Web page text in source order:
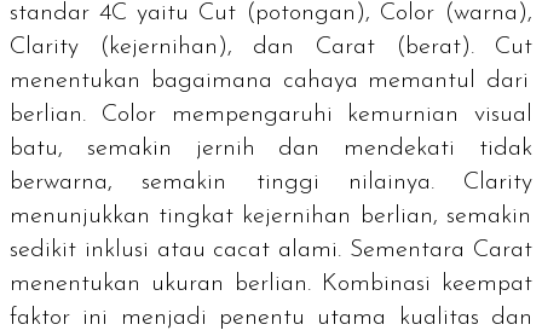
standar 4C yaitu Cut (potongan), Color (warna),
Clarity (kejernihan), dan Carat (berat). Cut
menentukan bagaimana cahaya memantul dari
berlian. Colormempengaruhi kemurnian visual
batu, semakin jernih dan mendekati tidak
berwarna, semakin tinggi nilainya. Clarity
menunjukkan tingkat kejernihan berlian, semakin
sedikit inklusi atau cacat alami. Sementara Carat
menentukan ukuran berlian. Kombinasi keempat
faktor ini menjadi penentu utama kualitas dan